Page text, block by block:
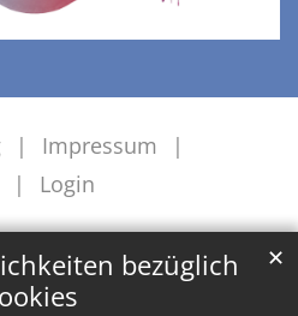
bezüglich
✕
Impressum
Login